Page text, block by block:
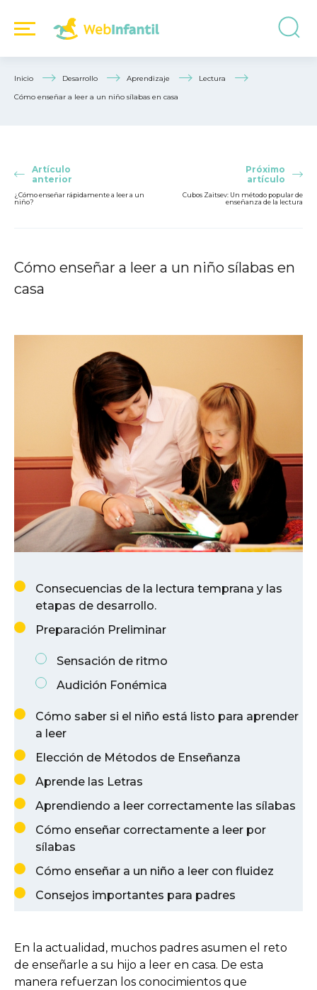
Inicio Desarrollo Aprendizaje
Lectura
Cómo enseñar a leer a un niño sílabas en casa
Artículo
anterior
¿Cómo enseñar rápidamente a leer a un
niño?
Próximo
artículo
Cubos Zaitsev: Un método popular de
enseñanza de la lectura
Cómo enseñar a leer a un niño sílabas en
casa
Consecuencias de la lectura temprana y las
etapas de desarrollo.
Preparación Preliminar
Sensación de ritmo
Audición Fonémica
Cómo saber si el niño está listo para aprender
a leer
Elección de Métodos de Enseñanza
Aprende las Letras
Aprendiendo a leer correctamente las sílabas
Cómo enseñar correctamente a leer por
sílabas
Cómo enseñar a un niño a leer con fluidez
Consejos importantes para padres
En la actualidad, muchos padres asumen el reto
de enseñarle a su hijo a leer en casa. De esta
manera refuerzan los conocimientos que